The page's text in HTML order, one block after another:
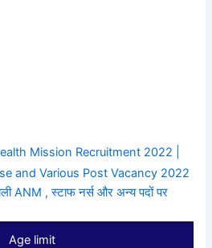
Mission Recruitment 2022 |
and Various Post Vacancy 2022
ANM , स्टाफ नर्स और अन्य पदों पर
Age limit